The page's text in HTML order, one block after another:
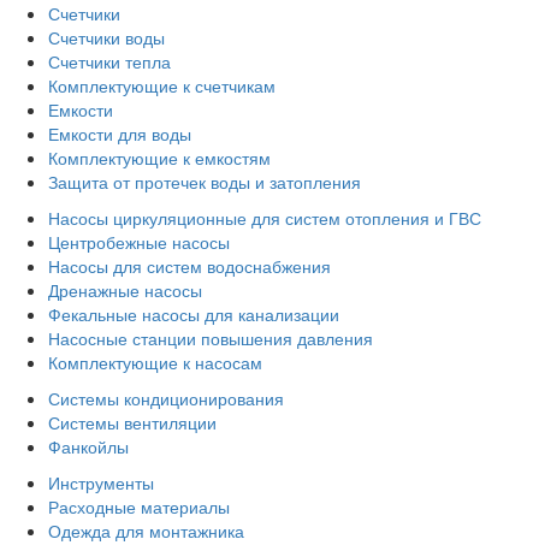
Счетчики
Счетчики воды
Счетчики тепла
Комплектующие к счетчикам
Емкости
Емкости для воды
Комплектующие к емкостям
Защита от протечек воды и затопления
Насосы циркуляционные для систем отопления и ГВС
Центробежные насосы
Насосы для систем водоснабжения
Дренажные насосы
Фекальные насосы для канализации
Насосные станции повышения давления
Комплектующие к насосам
Системы кондиционирования
Системы вентиляции
Фанкойлы
Инструменты
Расходные материалы
Одежда для монтажника